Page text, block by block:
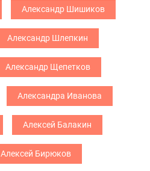
Александр Шишиков
Александр Шлепкин
Александр Щепетков
Александра Иванова
Алексей Балакин
Алексей Бирюков